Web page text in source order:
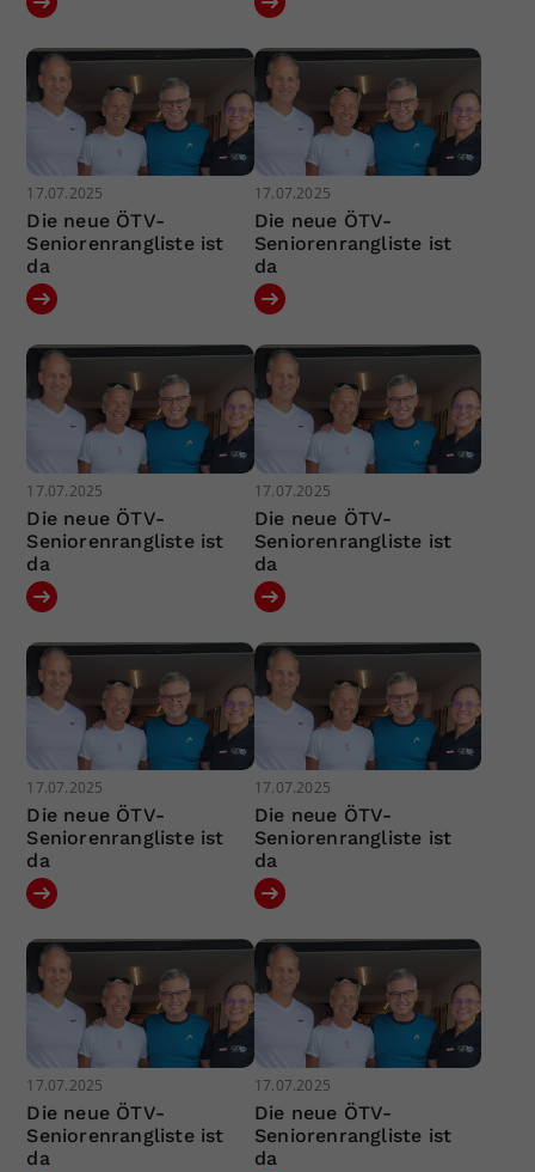
17.07.2025
Die neue ÖTV-
Seniorenrangliste ist
da
17.07.2025
Die neue ÖTV-
Seniorenrangliste ist
da
17.07.2025
Die neue ÖTV-
Seniorenrangliste ist
da
17.07.2025
Die neue ÖTV-
Seniorenrangliste ist
da
17.07.2025
Die neue ÖTV-
Seniorenrangliste ist
da
17.07.2025
Die neue ÖTV-
Seniorenrangliste ist
da
17.07.2025
Die neue ÖTV-
Seniorenrangliste ist
da
17.07.2025
Die neue ÖTV-
Seniorenrangliste ist
da